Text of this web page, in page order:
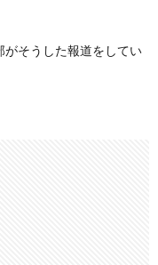
がそうした報道をしてい